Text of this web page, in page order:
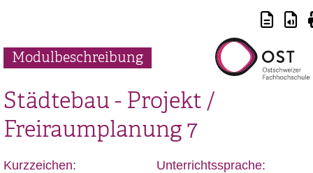
Modulbeschreibung
Städtebau - Projekt /
Freiraumplanung 7
Kurzzeichen: Unterrichtssprache: